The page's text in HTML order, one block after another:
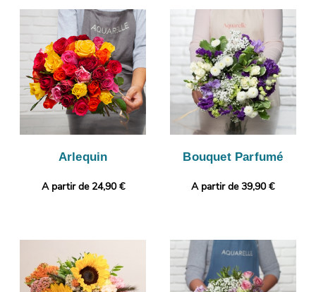
porte-bouquet de protection. Àvant l’expédition, une photo du
produit fini sera prise. Vous consulterez ensuite cette
photographie afin de vous assurer de la conformité de votre
bouquet. Enfin, il sera expédié dans les meilleurs délais à
Barjols. Rendez votre cadeau plus original encore en joignant
gratuitement un message personnalisé, ou une photo imprimée.
Arlequin
A partir de 24,90 €
Bouquet Parfumé
A partir de 39,90 €